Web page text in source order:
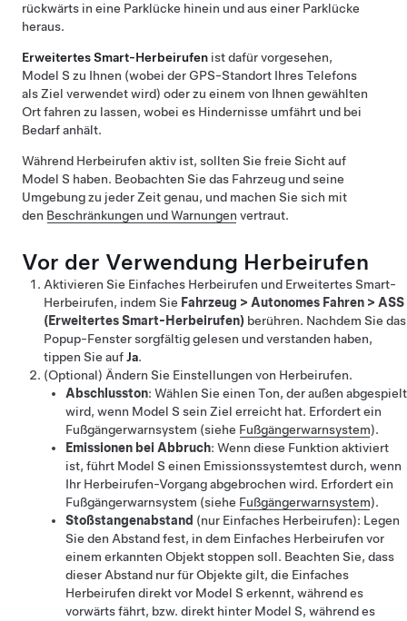
rückwärts in eine Parklücke hinein und aus einer Parklücke
heraus.
Erweitertes Smart-Herbeirufen ist dafür vorgesehen,
Model S zu Ihnen (wobei der GPS-Standort Ihres Telefons
als Ziel verwendet wird) oder zu einem von Ihnen gewählten
Ort fahren zu lassen, wobei es Hindernisse umfährt und bei
Bedarf anhält.
Während Herbeirufen aktiv ist, sollten Sie freie Sicht auf
Model S haben. Beobachten Sie das Fahrzeug und seine
Umgebung zu jeder Zeit genau, und machen Sie sich mit
den Beschränkungen und Warnungen vertraut.
Vor der Verwendung Herbeirufen
Aktivieren Sie Einfaches Herbeirufen und Erweitertes Smart-
Herbeirufen, indem Sie Fahrzeug > Autonomes Fahren > ASS
(Erweitertes Smart-Herbeirufen) berühren. Nachdem Sie das
Popup-Fenster sorgfältig gelesen und verstanden haben,
tippen Sie aufJa.
(Optional) Ändern Sie Einstellungen von Herbeirufen.
Abschlusston: Wählen Sie einen Ton, der außen abgespielt
wird, wenn Model S sein Ziel erreicht hat. Erfordert ein
Fußgängerwarnsystem (siehe Fußgängerwarnsystem).
Emissionen bei Abbruch: Wenn diese Funktion aktiviert
ist, führt Model S einen Emissionssystemtest durch, wenn
Ihr Herbeirufen-Vorgang abgebrochen wird. Erfordert ein
Fußgängerwarnsystem (siehe Fußgängerwarnsystem).
Stoßstangenabstand (nur Einfaches Herbeirufen): Legen
Sie den Abstand fest, in dem Einfaches Herbeirufen vor
einem erkannten Objekt stoppen soll. Beachten Sie, dass
dieser Abstand nur für Objekte gilt, die Einfaches
Herbeirufen direkt vor Model S erkennt, während es
vorwärts fährt, bzw. direkt hinter Model S, während es